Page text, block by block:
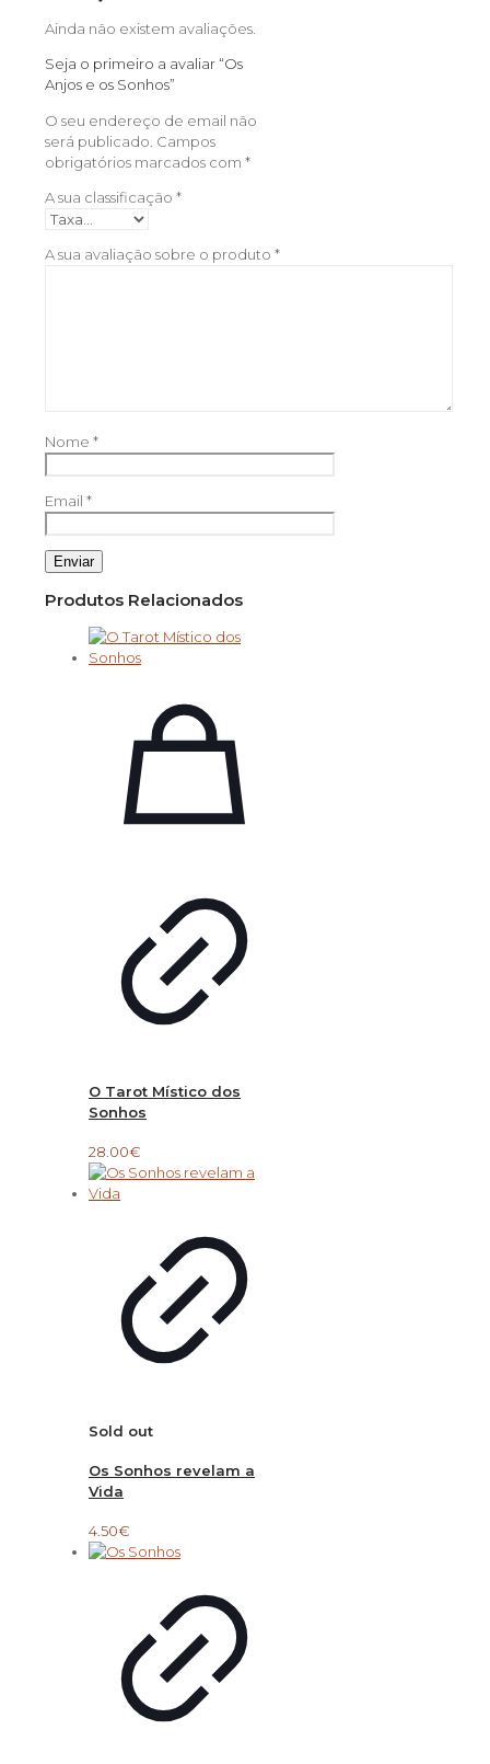
Ainda não existem avaliações.
Seja o primeiro a avaliar “Os
Anjos e os Sonhos”
O seu endereço de email não
será publicado. Campos
obrigatórios marcados com *
A sua classificação *
A sua avaliação sobre o produto *
Nome *
Email *
Produtos Relacionados
O Tarot Místico dos
Sonhos
28.00€
Sold out
Os Sonhos revelam a
Vida
4.50€